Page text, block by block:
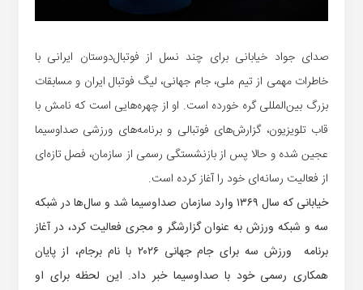
صدای جواد خیابانی برای چند نسل از فوتبال‌دوستان ایرانی با
خاطرات مهمی از تیم ملی، جام جهانی، لیگ فوتبال ایران و مسابقات
بزرگ بین‌المللی گره خورده است. او از چهره‌هایی است که نامش با
قاب تلویزیون، گزارش‌های فوتبالی و برنامه‌های ورزشی صداوسیما
عجین شده و حالا پس از بازنشستگی رسمی از سازمان، فصل تازه‌ای
از فعالیت رسانه‌ای خود را آغاز کرده است.
خیابانی که سال ۱۳۶۹ وارد سازمان صداوسیما شد و سال‌ها در شبکه
سه و شبکه ورزش به عنوان گزارشگر و مجری فعالیت کرد، در آغاز
برنامه ورزش سه برای جام جهانی ۲۰۲۶ با نام برجام، از پایان
همکاری رسمی خود با صداوسیما خبر داد. این لحظه برای او